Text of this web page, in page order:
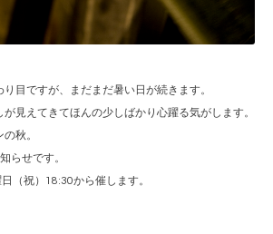
目ですが、まだまだ暑い日が続きます。
見えてきてほんの少しばかり心躍る気がします。
秋。
らせです。
（祝）18:30から催します。